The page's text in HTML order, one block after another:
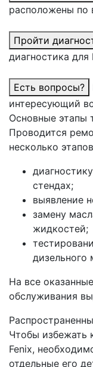
расположены по
Пройти
диагностика для
Есть вопросы?
интересующий
Основные этапы
Проводится
несколько
стендах;
выявление
замену
жидкостей;
дизельного
На все
обслуживания
Чтобы избежать
Fenix,
отдельные его